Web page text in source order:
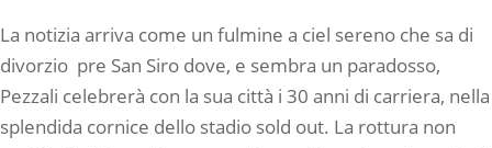
La notizia arriva come un fulmine a ciel sereno che sa di
divorzio pre San Siro dove, e sembra un paradosso,
Pezzali celebrerà con la sua città i 30 anni di carriera, nella
splendida cornice dello stadio sold out. La rottura non